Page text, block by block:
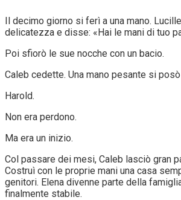
Il decimo giorno si ferì a una mano.
delicatezza e disse: «Hai le mani di tuo
Poi sfiorò le sue nocche con un bacio.
Caleb cedette. Una mano pesante si
Harold.
Non era perdono.
Ma era un inizio.
Col passare dei mesi, Caleb lasciò gran
Costruì con le proprie mani una casa
genitori. Elena divenne parte della
finalmente stabile.